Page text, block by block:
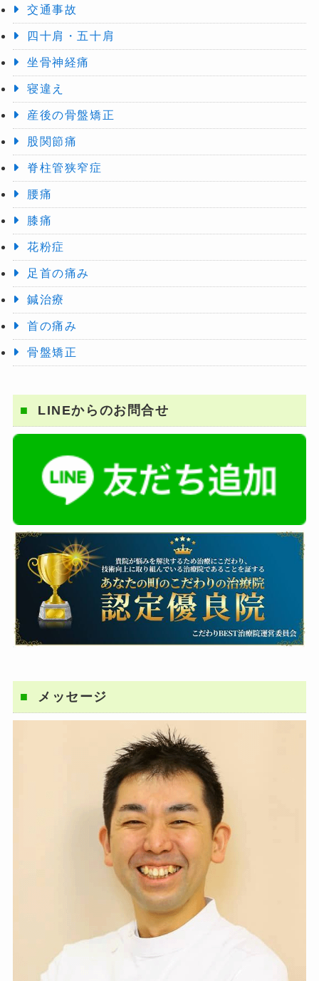
交通事故
四十肩・五十肩
坐骨神経痛
寝違え
産後の骨盤矯正
股関節痛
脊柱管狭窄症
腰痛
膝痛
花粉症
足首の痛み
鍼治療
首の痛み
骨盤矯正
LINEからのお問合せ
メッセージ